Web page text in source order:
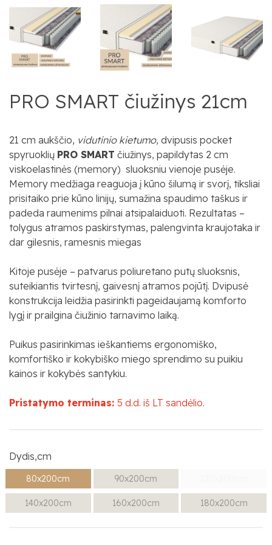
PRO SMART čiužinys 21cm
21 cm aukščio, vidutinio kietumo, dvipusis pocket
spyruoklių PRO SMART čiužinys, papildytas 2 cm
viskoelastinės (memory) sluoksniu vienoje pusėje.
Memory medžiaga reaguoja į kūno šilumą ir svorį, tiksliai
prisitaiko prie kūno linijų, sumažina spaudimo taškus ir
padeda raumenims pilnai atsipalaiduoti. Rezultatas –
tolygus atramos paskirstymas, palengvinta kraujotaka ir
dar gilesnis, ramesnis miegas
Kitoje pusėje – patvarus poliuretano putų sluoksnis,
suteikiantis tvirtesnį, gaivesnį atramos pojūtį. Dvipusė
konstrukcija leidžia pasirinkti pageidaujamą komforto
lygį ir prailgina čiužinio tarnavimo laiką.
Puikus pasirinkimas ieškantiems ergonomiško,
komfortiško ir kokybiško miego sprendimo su puikiu
kainos ir kokybės santykiu.
Pristatymo terminas: 5 d.d. iš LT sandėlio.
Dydis,cm
80x200cm 90x200cm
140x200cm 160x200cm 180x200cm